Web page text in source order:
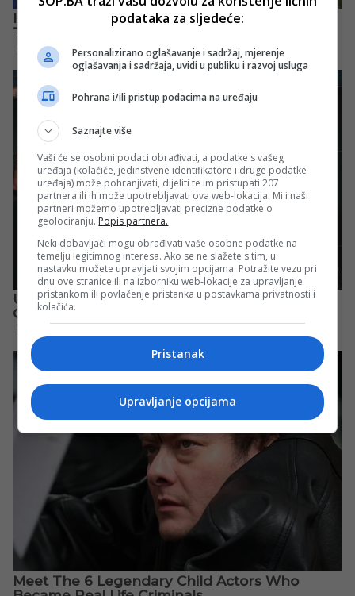
podataka za sljedeće:
Personalizirano oglašavanje i sadržaj, mjerenje
oglašavanja i sadržaja, uvidi u publiku i razvoj usluga
Pohrana i/ili pristup podacima na uređaju
Saznajte više
Vaši će se osobni podaci obrađivati, a podatke s vašeg
uređaja (kolačiće, jedinstvene identifikatore i druge podatke
uređaja) može pohranjivati, dijeliti te im pristupati 207
partnera ili ih može upotrebljavati ova web-lokacija. Mi i naši
partneri možemo upotrebljavati precizne podatke o
geolociranju. Popis partnera.
Neki dobavljači mogu obrađivati vaše osobne podatke na
temelju legitimnog interesa. Ako se ne slažete s tim, u
nastavku možete upravljati svojim opcijama. Potražite vezu pri
dnu ove stranice ili na izborniku web-lokacije za upravljanje
pristankom ili povlačenje pristanka u postavkama privatnosti i
kolačića.
Pristanak
Upravljanje opcijama